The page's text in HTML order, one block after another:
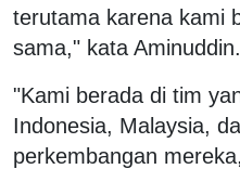
terutama karena kami
sama," kata Aminuddin.
"Kami berada di tim
Indonesia, Malaysia,
perkembangan